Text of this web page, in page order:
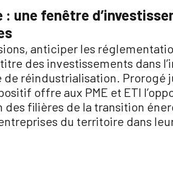
une fenêtre
anticiper les
des investissements dans
réindustrialisation. Prorogé
offre aux PME et ETI
des filières de la transition
du territoire dans